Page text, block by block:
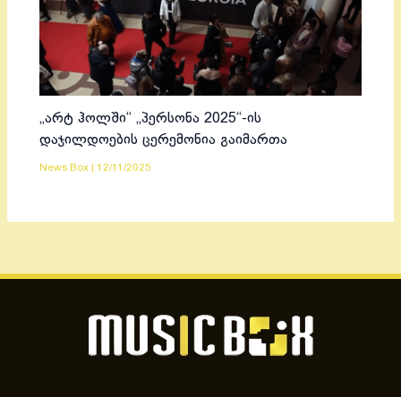
„არტ ჰოლში“ „პერსონა 2025“-ის
დაჯილდოების ცერემონია გაიმართა
News Box |12/11/2025